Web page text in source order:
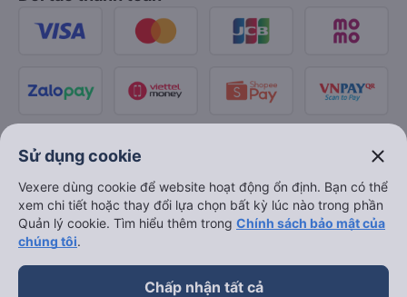
Sử dụng cookie close
Vexere dùng cookie để website hoạt động ổn định. Bạn có thể
xem chi tiết hoặc thay đổi lựa chọn bất kỳ lúc nào trong phần
Quản lý cookie. Tìm hiểu thêm trong Chính sách bảo mật của
chúng tôi.
Chấp nhận tất cả